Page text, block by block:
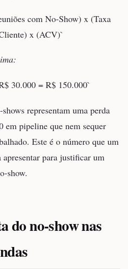
com No-Show) x (Taxa
x (ACV)`
30.000 = R$ 150.000`
representam uma perda
em pipeline que nem sequer
Este é o número que um
apresentar para justificar um
show.
do no-show nas